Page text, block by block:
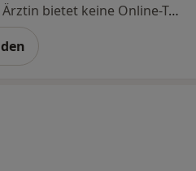
Dieser Arzt bzw. diese Ärztin bietet keine Online-Terminbuchung an diesem Standort an.